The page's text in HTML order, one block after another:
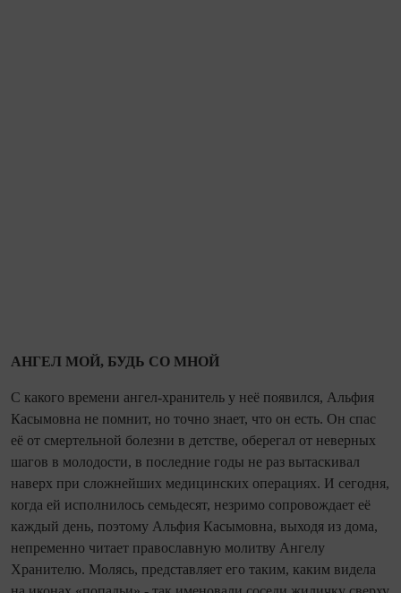
АНГЕЛ МОЙ, БУДЬ СО МНОЙ
С какого времени ангел‑хранитель у неё появился, Альфия
Касымовна не по­мнит, но точно знает, что он есть. Он спас
её от смертельной болезни в детстве, оберегал от неверных
шагов в молодости, в последние годы не раз вытаскивал
наверх при сложнейших медицинских операциях. И се­го­дня,
ко­гда ей исполнилось семьдесят, незримо сопровождает её
каждый день, поэтому Альфия Касымовна, выходя из дома,
непременно читает православную молитву Ангелу
Хранителю. Молясь, представляет его таким, каким видела